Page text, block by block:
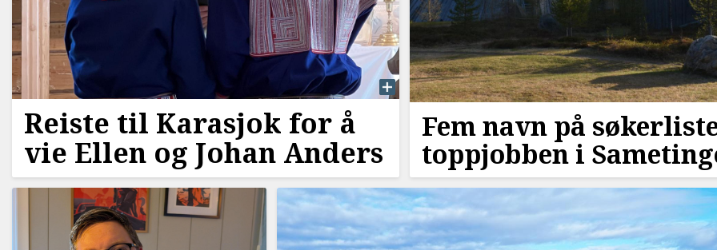
Reiste til Karasjok for å
vie Ellen og Johan Anders
Fem navn på
toppjobben i